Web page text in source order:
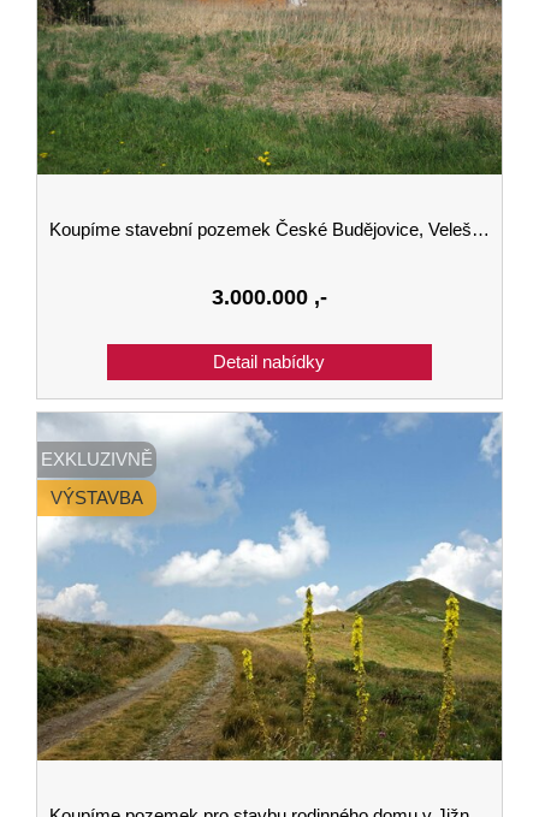
Koupíme stavební pozemek České Budějovice, Velešín, Český Krumlov
3.000.000 ,-
EXKLUZIVNĚ
VÝSTAVBA